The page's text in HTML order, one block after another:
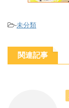
-未分類
関連記事